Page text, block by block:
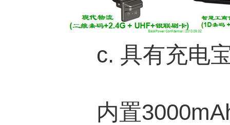
c. 具有充电宝
内置3000mAh